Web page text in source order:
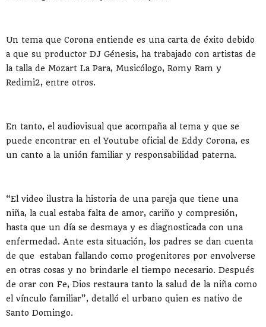
Un tema que Corona entiende es una carta de éxito debido
a que su productor DJ Génesis, ha trabajado con artistas de
la talla de Mozart La Para, Musicólogo, Romy Ram y
Redimi2, entre otros.
En tanto, el audiovisual que acompaña al tema y que se
puede encontrar en el Youtube oficial de Eddy Corona, es
un canto a la unión familiar y responsabilidad paterna.
“El video ilustra la historia de una pareja que tiene una
niña, la cual estaba falta de amor, cariño y compresión,
hasta que un día se desmaya y es diagnosticada con una
enfermedad. Ante esta situación, los padres se dan cuenta
de que estaban fallando como progenitores por envolverse
en otras cosas y no brindarle el tiempo necesario. Después
de orar con Fe, Dios restaura tanto la salud de la niña como
el vínculo familiar”, detalló el urbano quien es nativo de
Santo Domingo.